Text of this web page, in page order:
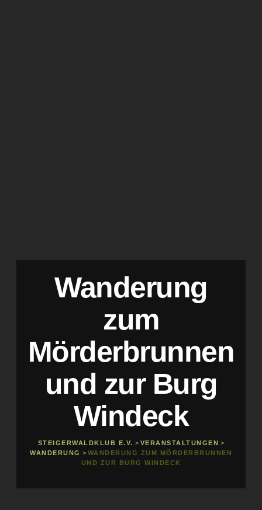
Wanderung
zum
Mörderbrunnen
und zur Burg
Windeck
STEIGERWALDKLUB E.V. > VERANSTALTUNGEN >
WANDERUNG > WANDERUNG ZUM MÖRDERBRUNNEN
UND ZUR BURG WINDECK